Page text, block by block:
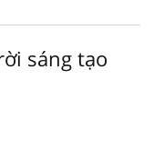
sáng tạo